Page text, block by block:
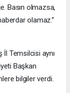
Basın olmazsa,
olamaz.”
Temsilcisi aynı
Başkan
bilgiler verdi.